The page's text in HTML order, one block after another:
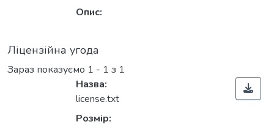
Опис:
Ліцензійна угода
Зараз показуємо 1 - 1 з 1
Назва:
license.txt
Розмір: